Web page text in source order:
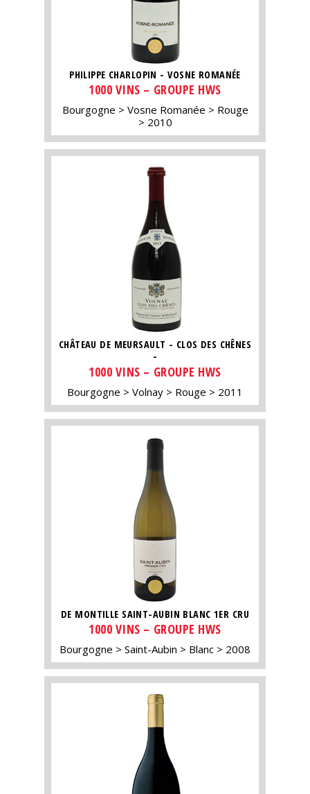
PHILIPPE CHARLOPIN - VOSNE ROMANÉE
1000 VINS – GROUPE HWS
Bourgogne Vosne Romanée
Rouge
2010
CHÂTEAU DE MEURSAULT - CLOS DES CHÊNES
-
1000 VINS – GROUPE HWS
Bourgogne Volnay Rouge 2011
DE MONTILLE SAINT-AUBIN BLANC 1ER CRU
1000 VINS – GROUPE HWS
Bourgogne Saint-Aubin Blanc 2008